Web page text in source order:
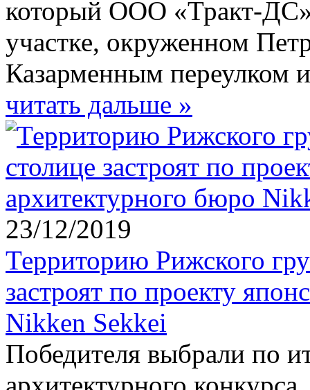
который ООО «Тракт-ДС»
участке, окруженном
Казарменным переулком
читать дальше »
23/12/2019
Территорию Рижского
застроят по проекту
Nikken Sekkei
Победителя выбрали по